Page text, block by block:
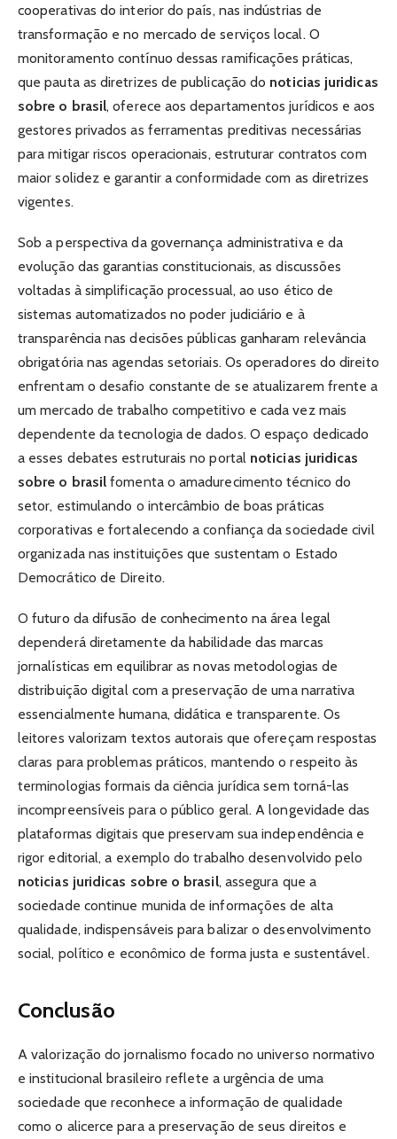
cooperativas do interior do país, nas indústrias de
transformação e no mercado de serviços local. O
monitoramento contínuo dessas ramificações práticas,
que pauta as diretrizes de publicação do noticias juridicas
sobre o brasil, oferece aos departamentos jurídicos e aos
gestores privados as ferramentas preditivas necessárias
para mitigar riscos operacionais, estruturar contratos com
maior solidez e garantir a conformidade com as diretrizes
vigentes.
Sob a perspectiva da governança administrativa e da
evolução das garantias constitucionais, as discussões
voltadas à simplificação processual, ao uso ético de
sistemas automatizados no poder judiciário e à
transparência nas decisões públicas ganharam relevância
obrigatória nas agendas setoriais. Os operadores do direito
enfrentam o desafio constante de se atualizarem frente a
um mercado de trabalho competitivo e cada vez mais
dependente da tecnologia de dados. O espaço dedicado
a esses debates estruturais no portal noticias juridicas
sobre o brasil fomenta o amadurecimento técnico do
setor, estimulando o intercâmbio de boas práticas
corporativas e fortalecendo a confiança da sociedade civil
organizada nas instituições que sustentam o Estado
Democrático de Direito.
O futuro da difusão de conhecimento na área legal
dependerá diretamente da habilidade das marcas
jornalísticas em equilibrar as novas metodologias de
distribuição digital com a preservação de uma narrativa
essencialmente humana, didática e transparente. Os
leitores valorizam textos autorais que ofereçam respostas
claras para problemas práticos, mantendo o respeito às
terminologias formais da ciência jurídica sem torná-las
incompreensíveis para o público geral. A longevidade das
plataformas digitais que preservam sua independência e
rigor editorial, a exemplo do trabalho desenvolvido pelo
noticias juridicas sobre o brasil, assegura que a
sociedade continue munida de informações de alta
qualidade, indispensáveis para balizar o desenvolvimento
social, político e econômico de forma justa e sustentável.
Conclusão
A valorização do jornalismo focado no universo normativo
e institucional brasileiro reflete a urgência de uma
sociedade que reconhece a informação de qualidade
como o alicerce para a preservação de seus direitos e